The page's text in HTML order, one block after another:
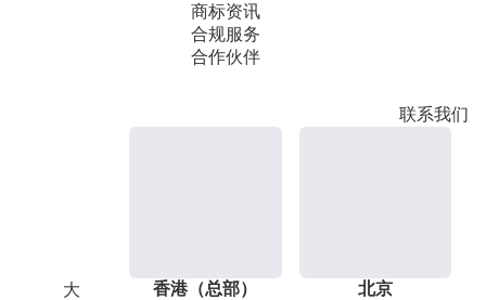
商标资讯
合规服务
合作伙伴
联系我们
大
香港（总部） 北京